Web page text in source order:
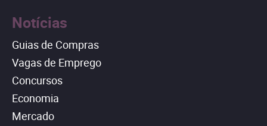
Notícias
Guias de Compras
Vagas de Emprego
Concursos
Economia
Mercado